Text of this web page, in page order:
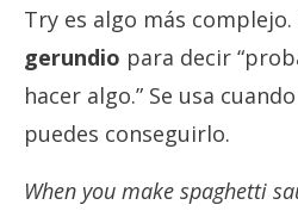
Try es algo más complejo.
gerundio para decir
hacer algo.” Se usa
puedes conseguirlo.
When you make spaghetti